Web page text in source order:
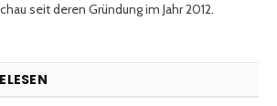
seit deren Gründung im Jahr 2012.